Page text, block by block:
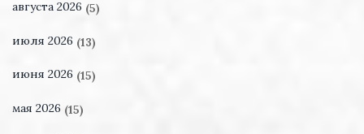
августа 2026 (5)
июля 2026 (13)
июня 2026 (15)
мая 2026 (15)